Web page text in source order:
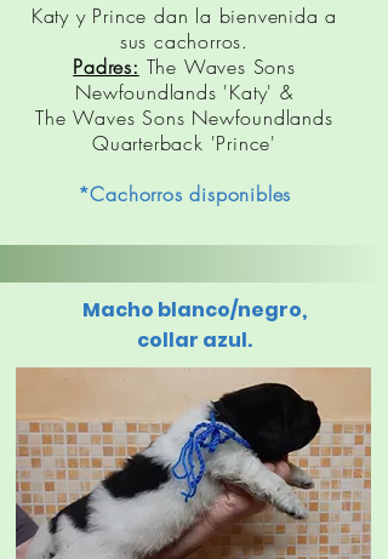
Katy y Prince dan la bienvenida a
sus cachorros.
Padres: The Waves Sons
Newfoundlands 'Katy' &
The Waves Sons Newfoundlands
Quarterback 'Prince'
*Cachorros disponibles
Macho blanco/negro,
collar azul.